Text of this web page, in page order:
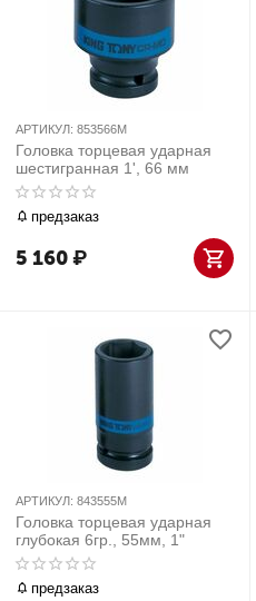
АРТИКУЛ: 853566M
Головка торцевая ударная
шестигранная 1', 66 мм
предзаказ
5 160₽
АРТИКУЛ: 843555M
Головка торцевая ударная
глубокая 6гр., 55мм, 1"
предзаказ